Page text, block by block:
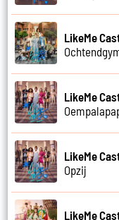
LikeMe
LikeMe
LikeMe
Opzij
LikeMe